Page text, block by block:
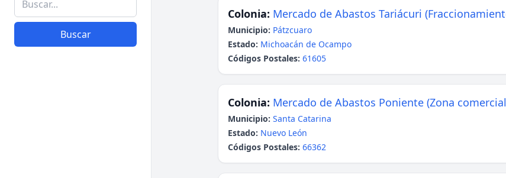
Buscar
Colonia: Mercado de Abastos Tariácuri
Municipio: Pátzcuaro
Estado: Michoacán de Ocampo
Códigos Postales: 61605
Colonia: Mercado de Abastos Poniente (Zona
Municipio: Santa Catarina
Estado: Nuevo León
Códigos Postales: 66362